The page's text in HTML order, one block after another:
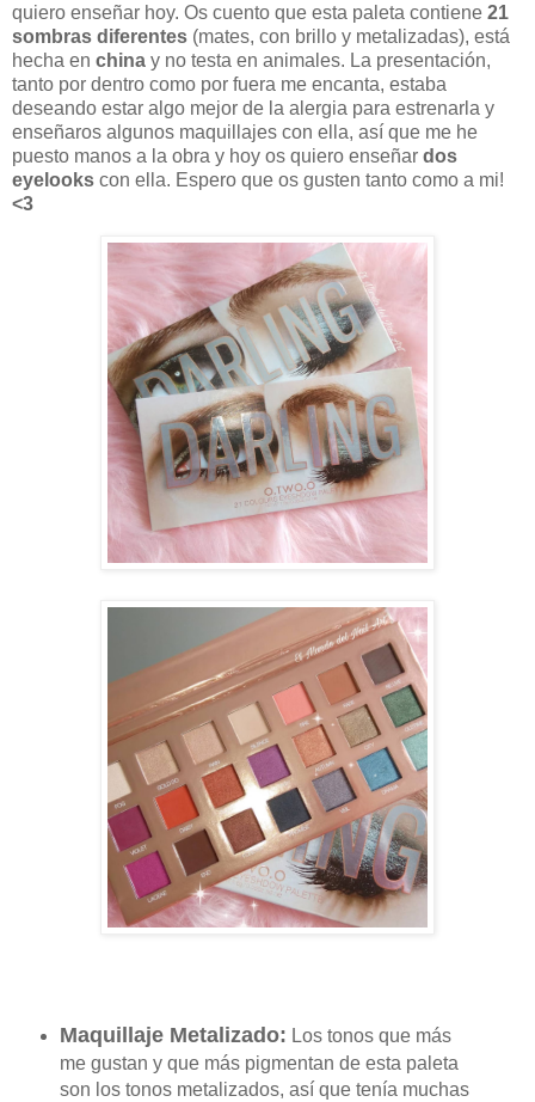
quiero enseñar hoy. Os cuento que esta paleta contiene 21
sombras diferentes (mates, con brillo y metalizadas), está
hecha en china y no testa en animales. La presentación,
tanto por dentro como por fuera me encanta, estaba
deseando estar algo mejor de la alergia para estrenarla y
enseñaros algunos maquillajes con ella, así que me he
puesto manos a la obra y hoy os quiero enseñar dos
eyelooks con ella. Espero que os gusten tanto como a mi!
<3
Maquillaje Metalizado: Los tonos que más
me gustan y que más pigmentan de esta paleta
son los tonos metalizados, así que tenía muchas